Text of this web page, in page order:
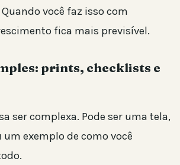
você faz isso com
fica mais previsível.
prints, checklists e
ser complexa. Pode ser uma tela,
exemplo de como você